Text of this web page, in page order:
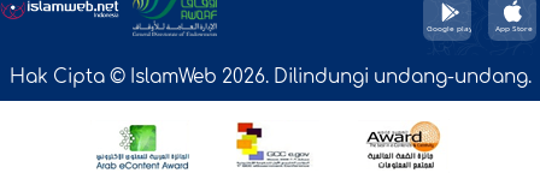
Hak Cipta © IslamWeb 2026. Dilindungi undang-undang.